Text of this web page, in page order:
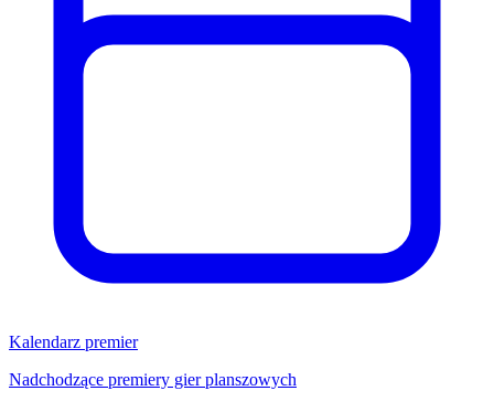
Kalendarz premier
Nadchodzące premiery gier planszowych